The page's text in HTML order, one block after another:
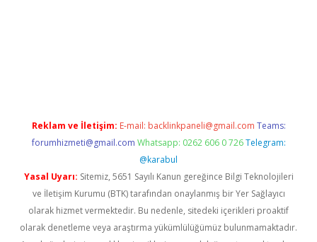
Reklam ve İletişim: E-mail: backlinkpaneli@gmail.com Teams:
forumhizmeti@gmail.com Whatsapp: 0262 606 0 726 Telegram:
@karabul
Yasal Uyarı: Sitemiz, 5651 Sayılı Kanun gereğince Bilgi Teknolojileri
ve İletişim Kurumu (BTK) tarafından onaylanmış bir Yer Sağlayıcı
olarak hizmet vermektedir. Bu nedenle, sitedeki içerikleri proaktif
olarak denetleme veya araştırma yükümlülüğümüz bulunmamaktadır.